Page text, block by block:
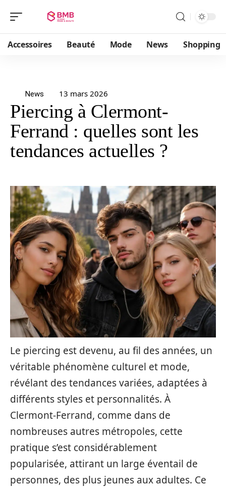
Accessoires Beauté Mode News Shopping
News 13 mars 2026
Piercing à Clermont-
Ferrand : quelles sont les
tendances actuelles ?
Le piercing est devenu, au fil des années, un
véritable phénomène culturel et mode,
révélant des tendances variées, adaptées à
différents styles et personnalités. À
Clermont-Ferrand, comme dans de
nombreuses autres métropoles, cette
pratique s’est considérablement
popularisée, attirant un large éventail de
personnes, des plus jeunes aux adultes. Ce